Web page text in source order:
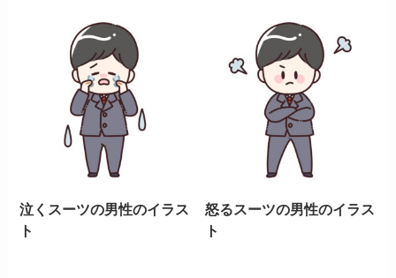
泣くスーツの男性のイラス
ト
怒るスーツの男性のイラス
ト